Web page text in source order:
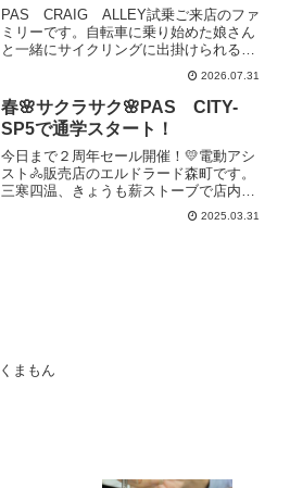
PAS CRAIG ALLEY試乗ご来店のファ
ミリーです。自転車に乗り始めた娘さん
と一緒にサイクリングに出掛けられるよ
うにと、eBike購入を検討されておられま
した。カラーをマットエクリュに決めて
くださって後日納車ご来店いただきまし
た。あり...
2026.07.31
春🌸サクラサク🌸PAS CITY-
SP5で通学スタート！
今日まで２周年セール開催！💛電動アシ
スト🚴販売店のエルドラード森町です。
三寒四温、きょうも薪ストーブで店内を
温めていました。 寒さにも負けず、この
春からPAS CITY-SP5で通学されるお客
2025.03.31
くまもん